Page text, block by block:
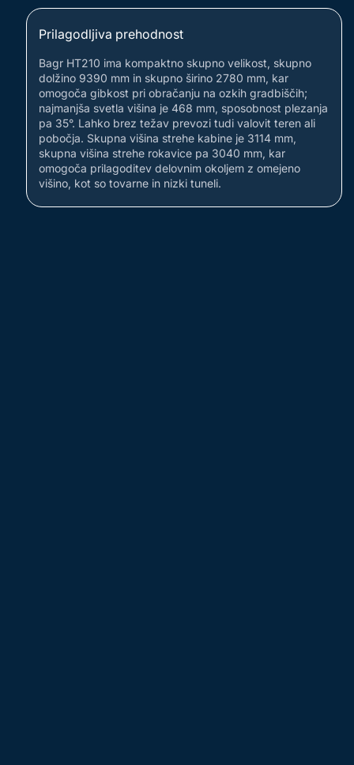
Prilagodljiva prehodnost
Bagr HT210 ima kompaktno skupno velikost, skupno
dolžino 9390 mm in skupno širino 2780 mm, kar
omogoča gibkost pri obračanju na ozkih gradbiščih;
najmanjša svetla višina je 468 mm, sposobnost plezanja
pa 35°. Lahko brez težav prevozi tudi valovit teren ali
pobočja. Skupna višina strehe kabine je 3114 mm,
skupna višina strehe rokavice pa 3040 mm, kar
omogoča prilagoditev delovnim okoljem z omejeno
višino, kot so tovarne in nizki tuneli.